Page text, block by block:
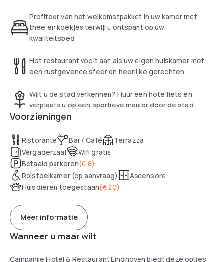
Profiteer van het welkomstpakket in uw kamer met
thee en koekjes terwijl u ontspant op uw
kwaliteitsbed
Het restaurant voelt aan als uw eigen huiskamer met
een rustgevende sfeer en heerlijke gerechten
Wilt u de stad verkennen? Huur een hotelfiets en
verplaats u op een sportieve manier door de stad
Voorzieningen
Ristorante Bar / Café
Terrazza
Vergaderzaal
Wifi gratis
Betaald parkeren(€ 8)
Rolstoelkamer (op aanvraag)
Ascensore
Huisdieren toegestaan(€ 20)
Meer informatie
Wanneer u maar wilt
Campanile Hotel & Restaurant Eindhoven biedt deze opties